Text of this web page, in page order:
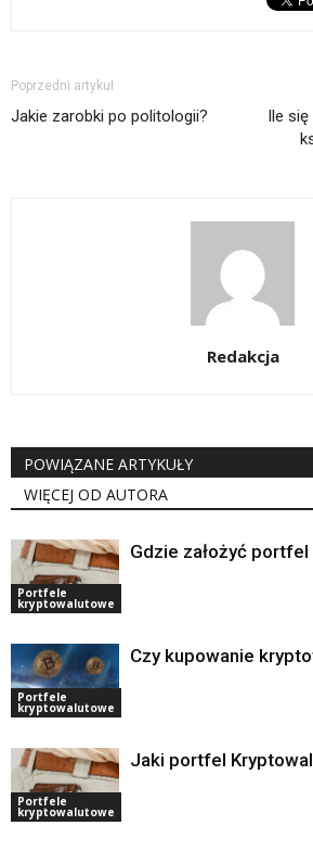
Poprzedni artykuł
Jakie zarobki po politologii?
Ile
Redakcja
POWIĄZANE ARTYKUŁY
WIĘCEJ OD AUTORA
Portfele
kryptowalutowe
Gdzie założyć
Portfele
kryptowalutowe
Czy kupowanie
Portfele
kryptowalutowe
Jaki portfel